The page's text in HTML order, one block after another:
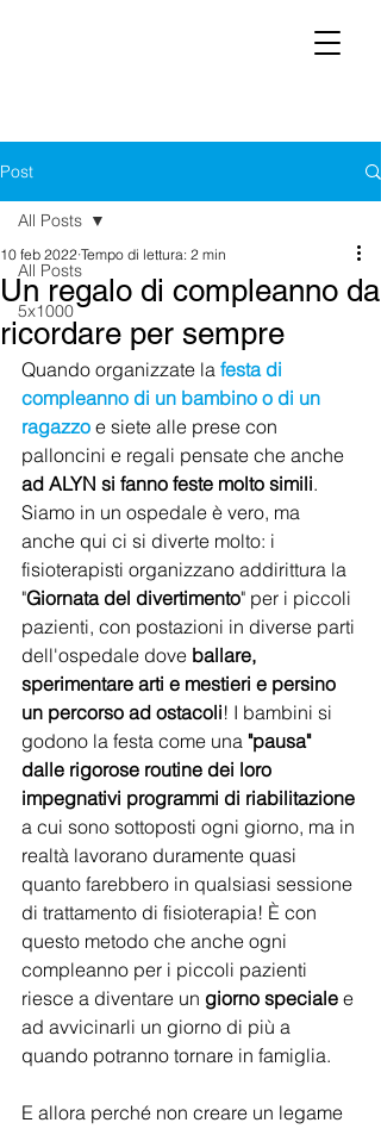
Post
All Posts
5x1000
All Posts
Un regalo di compleanno da
ricordare per sempre
10 feb 2022 Tempo di lettura: 2 min
Quando organizzate la festa di
compleanno di un bambino o di un
ragazzo e siete alle prese con
palloncini e regali pensate che anche
ad ALYN si fanno feste molto simili.
Siamo in un ospedale è vero, ma
anche qui ci si diverte molto: i
fisioterapisti organizzano addirittura la
"Giornata del divertimento" per i piccoli
pazienti, con postazioni in diverse parti
dell'ospedale dove ballare,
sperimentare arti e mestieri e persino
un percorso ad ostacoli! I bambini si
godono la festa come una "pausa"
dalle rigorose routine dei loro
impegnativi programmi di riabilitazione
a cui sono sottoposti ogni giorno, ma in
realtà lavorano duramente quasi
quanto farebbero in qualsiasi sessione
di trattamento di fisioterapia! È con
questo metodo che anche ogni
compleanno per i piccoli pazienti
riesce a diventare un giorno speciale e
ad avvicinarli un giorno di più a
quando potranno tornare in famiglia.
E allora perché non creare un legame